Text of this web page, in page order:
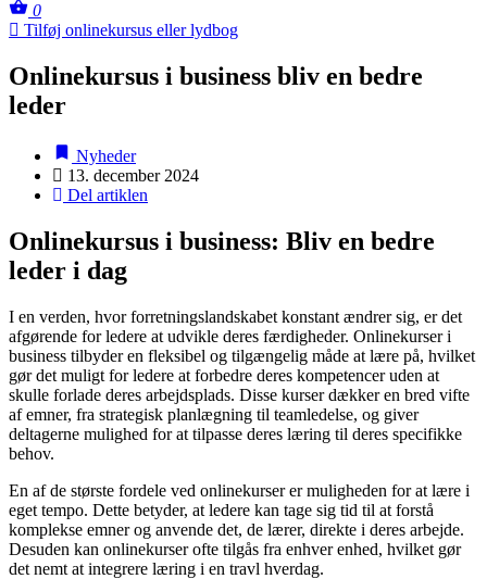
0
Tilføj onlinekursus eller lydbog
Onlinekursus i business bliv en bedre
leder
Nyheder
13. december 2024
Del artiklen
Onlinekursus i business: Bliv en bedre
leder i dag
I en verden, hvor forretningslandskabet konstant ændrer sig, er det
afgørende for ledere at udvikle deres færdigheder. Onlinekurser i
business tilbyder en fleksibel og tilgængelig måde at lære på, hvilket
gør det muligt for ledere at forbedre deres kompetencer uden at
skulle forlade deres arbejdsplads. Disse kurser dækker en bred vifte
af emner, fra strategisk planlægning til teamledelse, og giver
deltagerne mulighed for at tilpasse deres læring til deres specifikke
behov.
En af de største fordele ved onlinekurser er muligheden for at lære i
eget tempo. Dette betyder, at ledere kan tage sig tid til at forstå
komplekse emner og anvende det, de lærer, direkte i deres arbejde.
Desuden kan onlinekurser ofte tilgås fra enhver enhed, hvilket gør
det nemt at integrere læring i en travl hverdag.